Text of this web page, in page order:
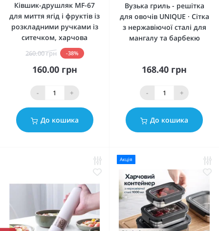
Ківшик-друшляк MF-67
для миття ягід і фруктів із
розкладними ручками із
ситечком, харчова
260.00 грн -38%
160.00 грн
- +
До кошика
Вузька гриль - решітка
для овочів UNIQUE · Сітка
з нержавіючої сталі для
мангалу та барбекю
168.40 грн
- +
До кошика
Акція